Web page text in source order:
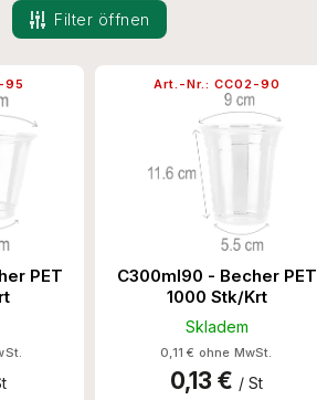
Filter öffnen
PET
95
C300ml90 - Becher PET
1000 Stk/Krt
Skladem
0,11 € ohne MwSt.
0,13 € / St
Art.-Nr.: CC02-90